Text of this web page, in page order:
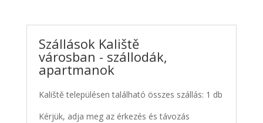
Szállások Kaliště
városban - szállodák,
apartmanok
Kaliště településen található összes szállás: 1 db
Kérjük, adja meg az érkezés és távozás